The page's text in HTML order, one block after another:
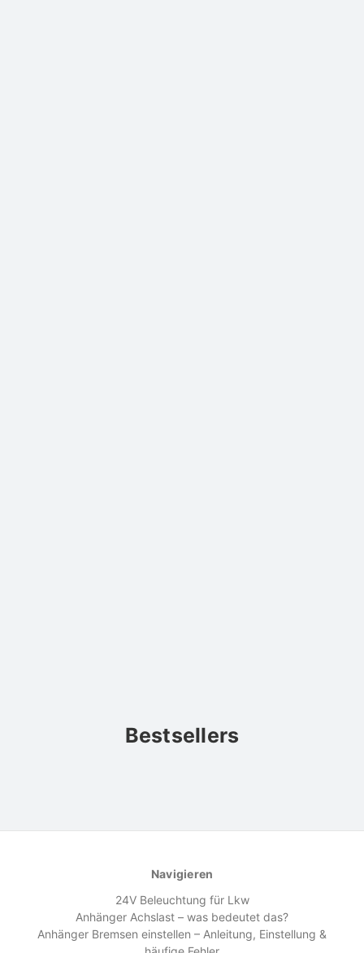
Bestsellers
Navigieren
24V Beleuchtung für Lkw
Anhänger Achslast – was bedeutet das?
Anhänger Bremsen einstellen – Anleitung, Einstellung &